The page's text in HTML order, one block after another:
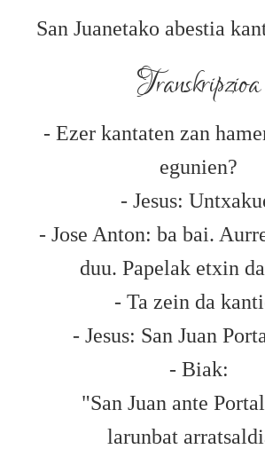
San Juanetako abestia
Transkripzioa
- Ezer kantaten zan
egunien?
- Jesus:
- Jose Anton: ba bai.
duu. Papelak etxin
- Ta zein da
- Jesus: San Juan
- Biak:
"San Juan ante
larunbat